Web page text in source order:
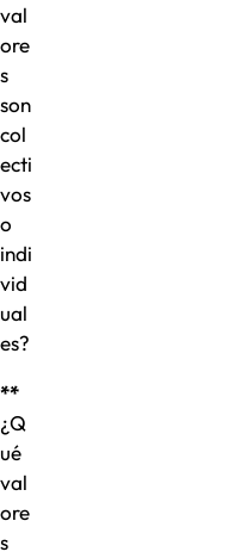
val
ore
s
son
col
ecti
vos
o
indi
vid
ual
es?
**
¿Q
ué
val
ore
s